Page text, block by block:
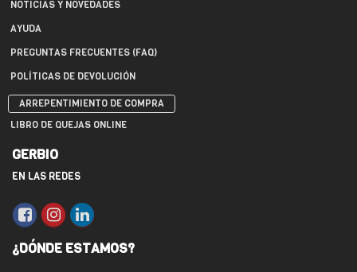
NOTICIAS Y NOVEDADES
AYUDA
PREGUNTAS FRECUENTES (FAQ)
POLÍTICAS DE DEVOLUCIÓN
ARREPENTIMIENTO DE COMPRA
LIBRO DE QUEJAS ONLINE
GERBIO
EN LAS REDES
¿DÓNDE ESTAMOS?